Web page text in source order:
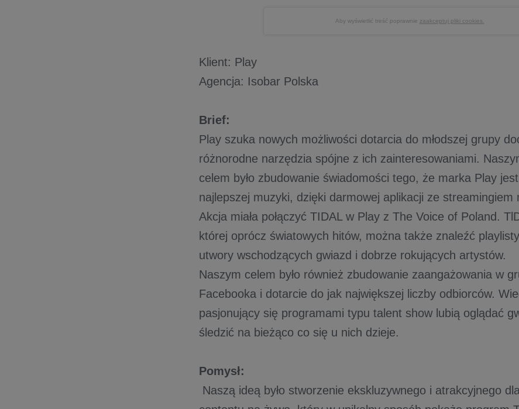
Aby wyświetlić treść poprawnie zaakceptuj pliki cookies.
Klient: Play
Agencja: Isobar Polska
Brief:
Play szuka nowych możliwości dotarcia do młodszej grupy
różnorodne narzędzia spójne z ich zainteresowaniami.
celem było zbudowanie świadomości tego, że marka Play
najlepszej muzyki, dzięki darmowej aplikacji ze streamingiem
Akcja miała połączyć TIDAL w Play z The Voice of Poland.
której oprócz światowych hitów, można także znaleźć
utwory wschodzących gwiazd i dobrze rokujących artystów.
Naszym celem było również zbudowanie zaangażowania w
Facebooka i dotarcie do jak największej liczby odbiorców.
pasjonujący się programami typu talent show lubią oglądać
śledzić na bieżąco co się u nich dzieje.
Pomysł:
Naszą ideą było stworzenie ekskluzywnego i atrakcyjnego